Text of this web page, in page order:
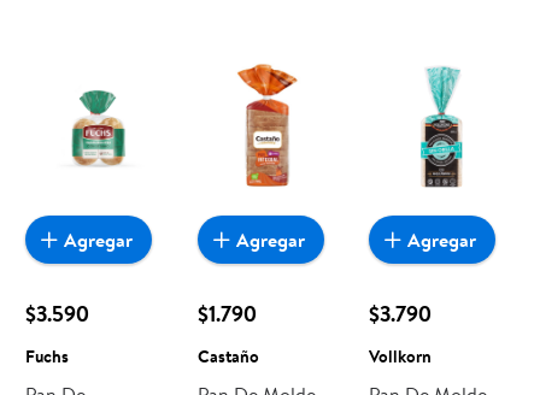
$3.590
Fuchs
Agregar
$1.790
Castaño
Agregar
$3.790
Vollkorn
Agregar